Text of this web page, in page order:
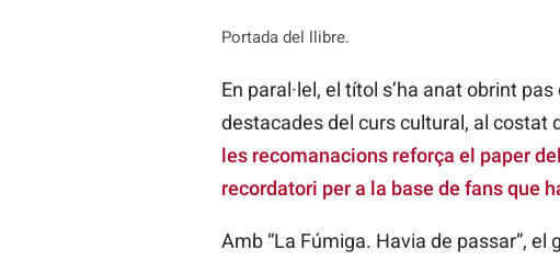
Portada del llibre.
En paral·lel, el títol s’ha anat obrint
destacades del curs cultural, al costat
les recomanacions reforça el paper
recordatori per a la base de fans que
Amb “La Fúmiga. Havia de passar”,